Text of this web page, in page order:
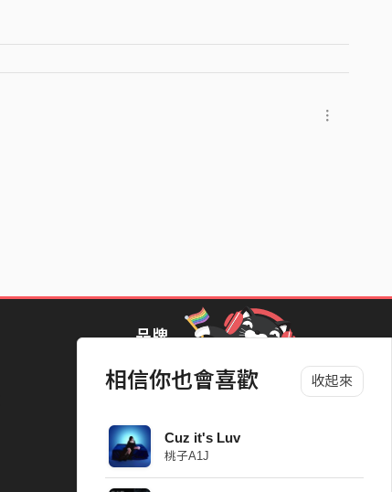
相信你也會喜歡 收起來
Cuz it's Luv
桃子A1J
品牌
StreetVoice Awards 街聲音樂獎
Blow 吹音樂
Packer 派歌
SimpleLife 簡單生活節